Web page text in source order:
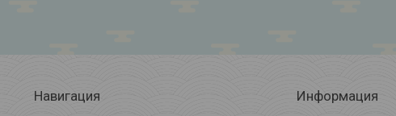
Навигация Информация